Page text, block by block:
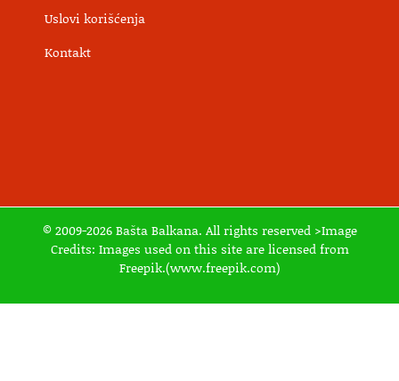
Uslovi korišćenja
Kontakt
© 2009-2026 Bašta Balkana. All rights reserved >Image
Credits: Images used on this site are licensed from
Freepik.(www.freepik.com)